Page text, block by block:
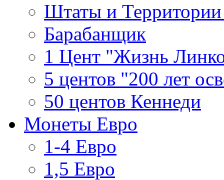
Штаты и
Барабанщик
1 Цент "Жизнь
5 центов "200 лет
50 центов Кеннеди
Монеты Евро
1-4 Евро
1,5 Евро